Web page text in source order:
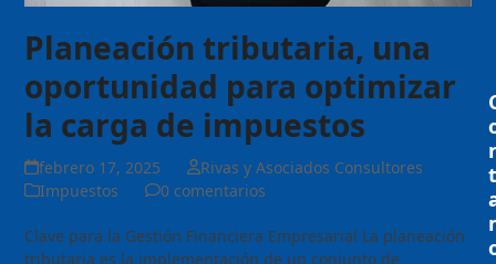
Planeación tributaria, una
oportunidad para optimizar
la carga de impuestos
febrero 17, 2025
Rivas y Asociados Consultores
Impuestos
0 comentarios
Clave para la Gestión Financiera Empresarial La planeación
tributaria es la implementación de un conjunto de
t